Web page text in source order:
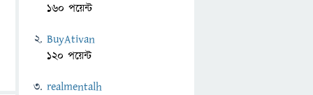
160 পয়েন্ট
BuyAtivan
120 পয়েন্ট
realmentalh